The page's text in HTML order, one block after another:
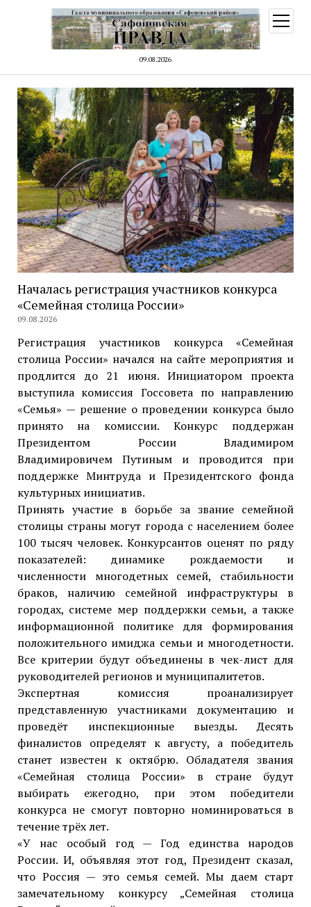
09.08.2026
меню
Началась регистрация участников конкурса
«Семейная столица России»
09.08.2026
Регистрация участников конкурса «Семейная
столица России» начался на сайте мероприятия и
продлится до 21 июня. Инициатором проекта
выступила комиссия Госсовета по направлению
«Семья» — решение о проведении конкурса было
принято на комиссии. Конкурс поддержан
Президентом России Владимиром
Владимировичем Путиным и проводится при
поддержке Минтруда и Президентского фонда
культурных инициатив.
Принять участие в борьбе за звание семейной
столицы страны могут города с населением более
100 тысяч человек. Конкурсантов оценят по ряду
показателей: динамике рождаемости и
численности многодетных семей, стабильности
браков, наличию семейной инфраструктуры в
городах, системе мер поддержки семьи, а также
информационной политике для формирования
положительного имиджа семьи и многодетности.
Все критерии будут объединены в чек-лист для
руководителей регионов и муниципалитетов.
Экспертная комиссия проанализирует
представленную участниками документацию и
проведёт инспекционные выезды. Десять
финалистов определят к августу, а победитель
станет известен к октябрю. Обладателя звания
«Семейная столица России» в стране будут
выбирать ежегодно, при этом победители
конкурса не смогут повторно номинироваться в
течение трёх лет.
«У нас особый год — Год единства народов
России. И, объявляя этот год, Президент сказал,
что Россия — это семья семей. Мы даем старт
замечательному конкурсу „Семейная столица